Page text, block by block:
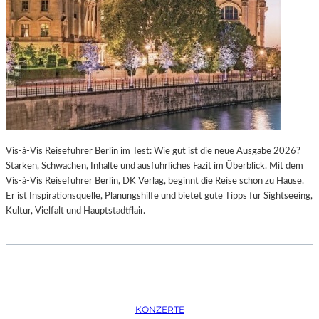
K
T
I
O
N
M
I
T
H
M
B
U
R
O
S
O
P
E
R
I
N
M
Ü
C
H
E
N
P
Vis-à-Vis Reiseführer Berlin im Test: Wie gut ist die neue Ausgabe 2026?
Stärken, Schwächen, Inhalte und ausführliches Fazit im Überblick. Mit dem
Vis-à-Vis Reiseführer Berlin, DK Verlag, beginnt die Reise schon zu Hause.
Er ist Inspirationsquelle, Planungshilfe und bietet gute Tipps für Sightseeing,
Kultur, Vielfalt und Hauptstadtflair.
KONZERTE